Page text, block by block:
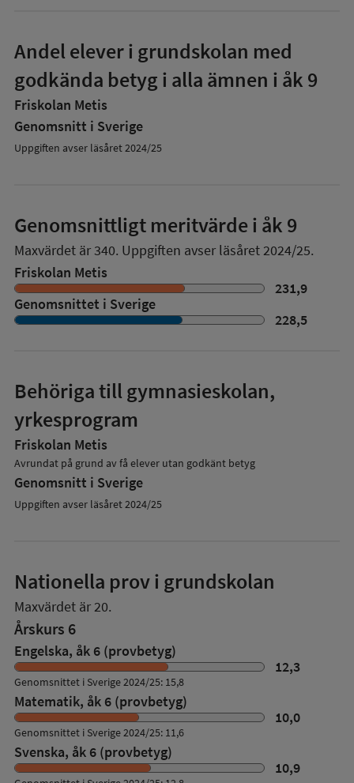
Andel elever i grundskolan med
godkända betyg i alla ämnen i åk 9
Friskolan Metis
Genomsnitt i Sverige
Uppgiften avser läsåret 2024/25
Genomsnittligt meritvärde i åk 9
Maxvärdet är 340. Uppgiften avser läsåret 2024/25.
Friskolan Metis
231,9
Genomsnittet i Sverige
228,5
Behöriga till gymnasieskolan,
yrkesprogram
Friskolan Metis
Avrundat på grund av få elever utan godkänt betyg
Genomsnitt i Sverige
Uppgiften avser läsåret 2024/25
Nationella prov i grundskolan
Maxvärdet är 20.
Årskurs 6
Engelska, åk 6 (provbetyg)
12,3
Genomsnittet i Sverige 2024/25: 15,8
Matematik, åk 6 (provbetyg)
10,0
Genomsnittet i Sverige 2024/25: 11,6
Svenska, åk 6 (provbetyg)
10,9